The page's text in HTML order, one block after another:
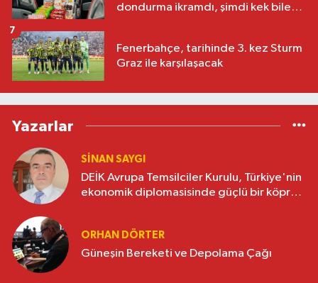
dondurma ikramdı, şimdi kek bile
Fenerbahçe, tarihinde 3. kez Sturm
Graz ile karşılaşacak
7
Yazarlar
SINAN SAYGI
DEİK Avrupa Temsilciler Kurulu, Türkiye'nin
ekonomik diplomasisinde güçlü bir köprü
ORHAN DÖRTER
Güneşin Bereketi ve Depolama Çağı